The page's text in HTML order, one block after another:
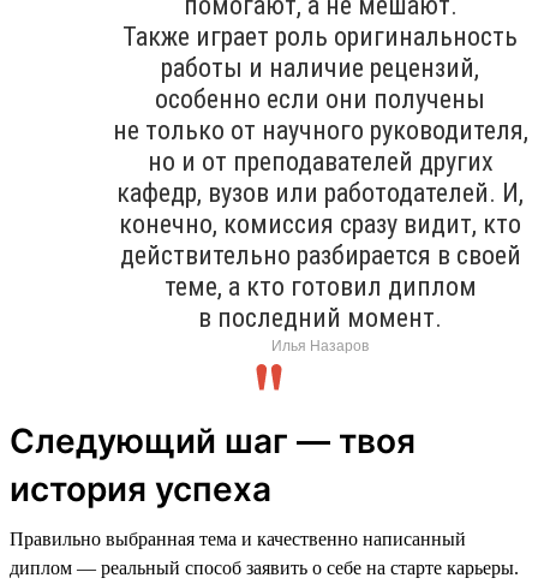
Также играет роль оригинальность
работы и наличие рецензий,
особенно если они получены
не только от научного руководителя,
но и от преподавателей других
кафедр, вузов или работодателей. И,
конечно, комиссия сразу видит, кто
действительно разбирается в своей
теме, а кто готовил диплом
в последний момент.
Илья Назаров
Следующий шаг — твоя
история успеха
Правильно выбранная тема и качественно написанный
диплом — реальный способ заявить о себе на старте карьеры.